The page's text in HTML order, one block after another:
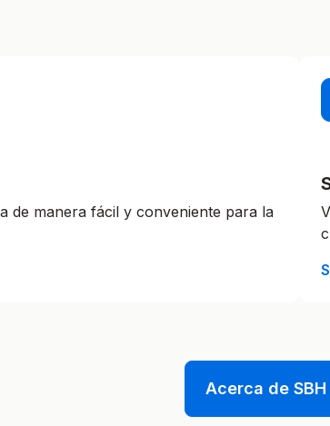
de manera fácil y conveniente para la
Acerca de SBH